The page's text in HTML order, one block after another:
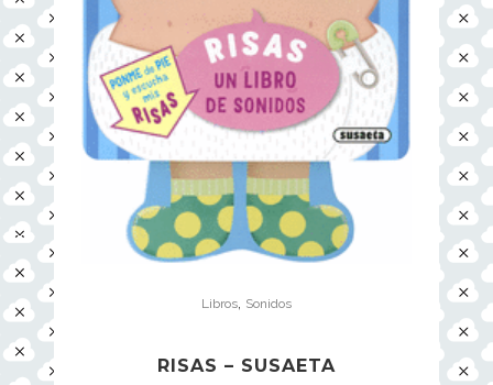
Libros Sonidos
RISAS – SUSAETA